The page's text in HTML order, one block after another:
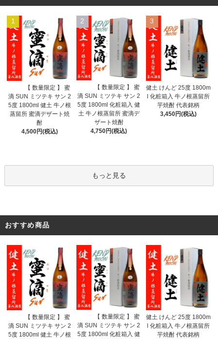
1
【 数量限定 】 蜜
滴 SUN ミツテキ サン 2
5度 1800ml 健土 牛ノ根
蒸留所 蜜滴デザート焼
酎
4,500円(税込)
2
【 数量限定 】 蜜
滴 SUN ミツテキ サン 2
5度 1800ml 化粧箱入 健
土 牛ノ根蒸留所 蜜滴デ
ザート焼酎
4,750円(税込)
3
健土 けんど 25度 1800m
l 化粧箱入 牛ノ根蒸留所
芋焼酎 代表銘柄
3,450円(税込)
もっと見る
おすすめ商品
【 数量限定 】 蜜
滴 SUN ミツテキ サン 2
5度 1800ml 健土 牛ノ根
【 数量限定 】 蜜
滴 SUN ミツテキ サン 2
5度 1800ml 化粧箱入 健
健土 けんど 25度 1800m
l 化粧箱入 牛ノ根蒸留所
芋焼酎 代表銘柄